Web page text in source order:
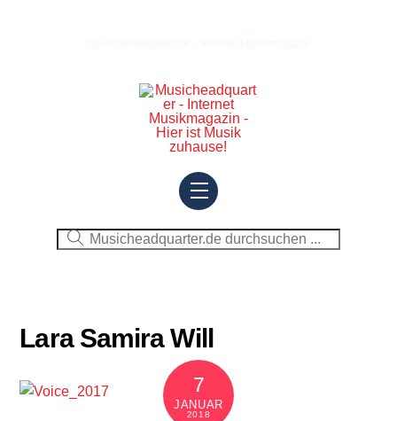
Menu
Lara Samira Will
7
JANUAR
2018